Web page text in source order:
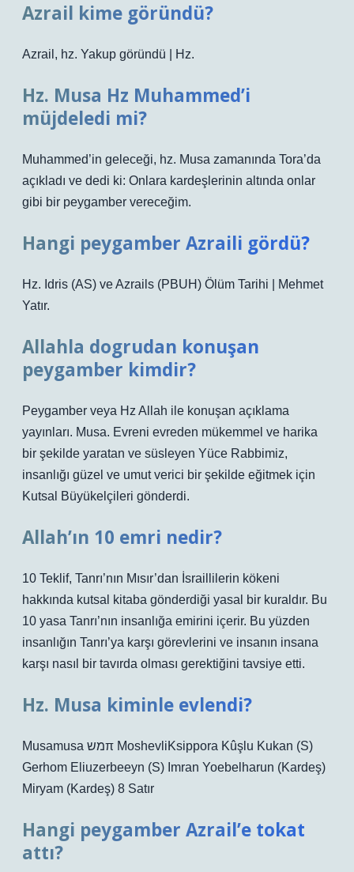
Azrail kime göründü?
Azrail, hz. Yakup göründü | Hz.
Hz. Musa Hz Muhammed’i
müjdeledi mi?
Muhammed’in geleceği, hz. Musa zamanında Tora’da
açıkladı ve dedi ki: Onlara kardeşlerinin altında onlar
gibi bir peygamber vereceğim.
Hangi peygamber Azraili gördü?
Hz. Idris (AS) ve Azrails (PBUH) Ölüm Tarihi | Mehmet
Yatır.
Allahla dogrudan konuşan
peygamber kimdir?
Peygamber veya Hz Allah ile konuşan açıklama
yayınları. Musa. Evreni evreden mükemmel ve harika
bir şekilde yaratan ve süsleyen Yüce Rabbimiz,
insanlığı güzel ve umut verici bir şekilde eğitmek için
Kutsal Büyükelçileri gönderdi.
Allah’ın 10 emri nedir?
10 Teklif, Tanrı’nın Mısır’dan İsraillilerin kökeni
hakkında kutsal kitaba gönderdiği yasal bir kuraldır. Bu
10 yasa Tanrı’nın insanlığa emirini içerir. Bu yüzden
insanlığın Tanrı’ya karşı görevlerini ve insanın insana
karşı nasıl bir tavırda olması gerektiğini tavsiye etti.
Hz. Musa kiminle evlendi?
Musamusa משπ MoshevliKsippora Kûşlu Kukan (S)
Gerhom Eliuzerbeeyn (S) Imran Yoebelharun (Kardeş)
Miryam (Kardeş) 8 Satır
Hangi peygamber Azrail’e tokat
attı?